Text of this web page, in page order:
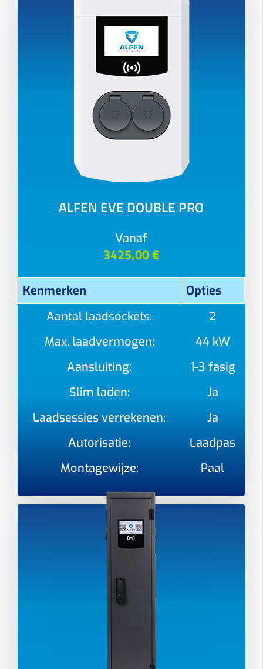
ALFEN EVE DOUBLE PRO
Vanaf
3425,00 €
Kenmerken
Opties
Aantal laadsockets:
2
Max. laadvermogen:
44 kW
Aansluiting:
1-3 fasig
Slim laden:
Ja
Laadsessies verrekenen:
Ja
Autorisatie:
Laadpas
Montagewijze:
Paal